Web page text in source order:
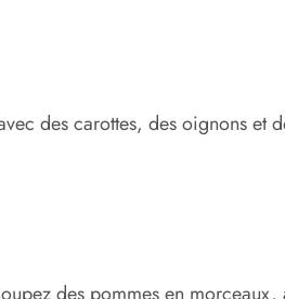
des carottes, des oignons et
des pommes en morceaux,